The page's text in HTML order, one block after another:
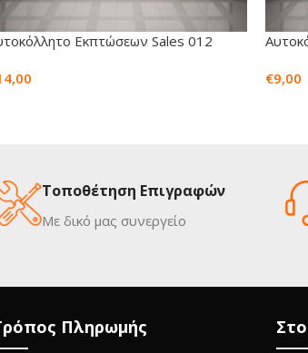
Εκπτώσεων Sales 012
€9,00
Τοποθέτηση Επιγραφών
Με δικό μας συνεργείο
Πληρωμής